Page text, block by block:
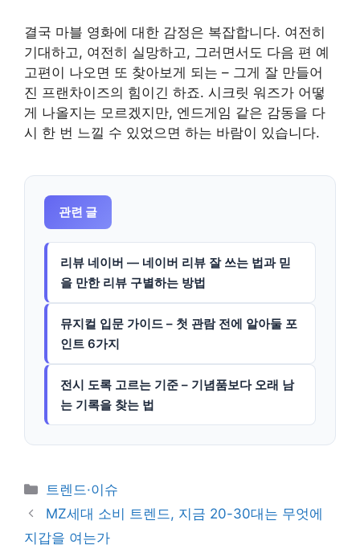
결국 마블 영화에 대한 감정은 복잡합니다. 여전히
기대하고, 여전히 실망하고, 그러면서도 다음 편 예
고편이 나오면 또 찾아보게 되는 – 그게 잘 만들어
진 프랜차이즈의 힘이긴 하죠. 시크릿 워즈가 어떻
게 나올지는 모르겠지만, 엔드게임 같은 감동을 다
시 한 번 느낄 수 있었으면 하는 바람이 있습니다.
관련 글
리뷰 네이버 — 네이버 리뷰 잘 쓰는 법과 믿
을 만한 리뷰 구별하는 방법
뮤지컬 입문 가이드 – 첫 관람 전에 알아둘 포
인트 6가지
전시 도록 고르는 기준 – 기념품보다 오래 남
는 기록을 찾는 법
카
테
트렌드·이슈
MZ세대 소비 트렌드, 지금 20-30대는 무엇에
지갑을 여는가